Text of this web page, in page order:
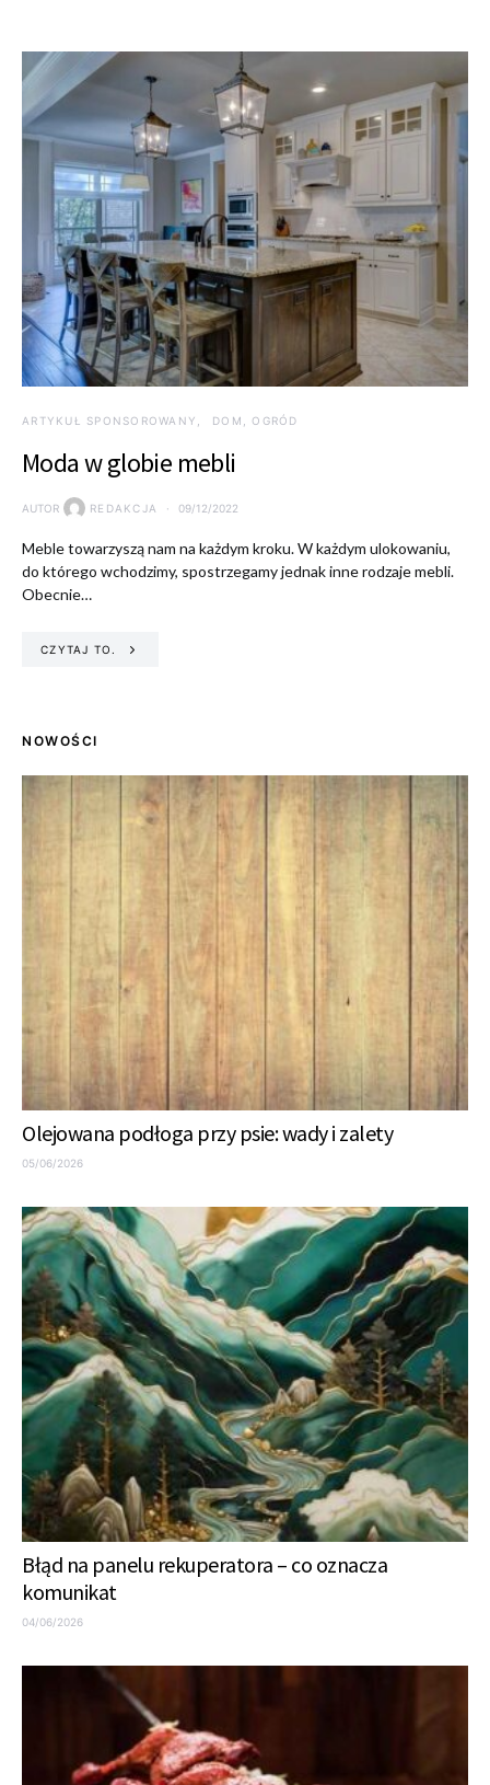
ARTYKUŁ SPONSOROWANY DOM, OGRÓD
Moda w globie mebli
AUTOR REDAKCJA 09/12/2022
Meble towarzyszą nam na każdym kroku. W każdym ulokowaniu,
do którego wchodzimy, spostrzegamy jednak inne rodzaje mebli.
Obecnie…
CZYTAJ TO.
NOWOŚCI
Olejowana podłoga przy psie: wady i zalety
05/06/2026
Błąd na panelu rekuperatora – co oznacza
komunikat
04/06/2026